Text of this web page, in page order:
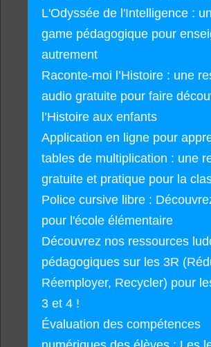
L'Odyssée de l'Intelligence :
game pédagogique pour
autrement
Raconte-moi l’Histoire : une
audio gratuite pour faire
l’Histoire aux enfants
Application en ligne pour
tables de multiplication : une
gratuite et pratique pour la
Police cursive libre :
pour l'école élémentaire
Découvrez nos ressources
pédagogiques sur les 3R
Réemployer, Recycler) pour
3 et 4 !
Évaluation des compétences